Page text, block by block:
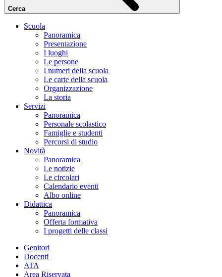
Cerca
Scuola
Panoramica
Presentazione
I luoghi
Le persone
I numeri della scuola
Le carte della scuola
Organizzazione
La storia
Servizi
Panoramica
Personale scolastico
Famiglie e studenti
Percorsi di studio
Novità
Panoramica
Le notizie
Le circolari
Calendario eventi
Albo online
Didattica
Panoramica
Offerta formativa
I progetti delle classi
Genitori
Docenti
ATA
Area Riservata